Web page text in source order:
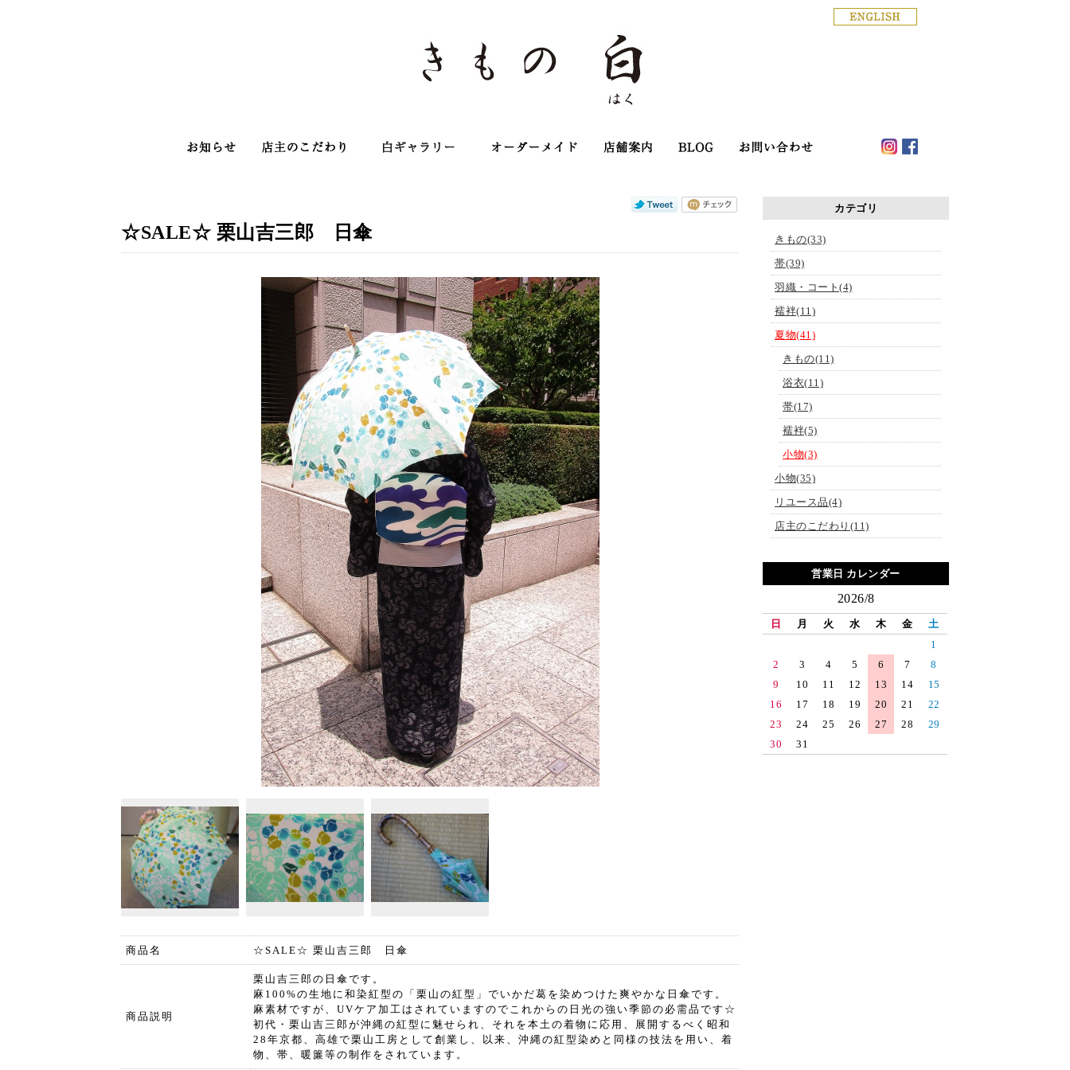
お問い合わせ
☆SALE☆ 栗山吉三郎 日傘
商品名 ☆SALE☆ 栗山吉三郎 日傘
商品説明
栗山吉三郎の日傘です。
麻100%の生地に和染紅型の「栗山の紅型」でいかだ葛を染めつけた爽やかな日傘です。
麻素材ですが、UVケア加工はされていますのでこれからの日光の強い季節の必需品です☆
初代・栗山吉三郎が沖縄の紅型に魅せられ、それを本土の着物に応用、展開するべく昭和
28年京都、高雄で栗山工房として創業し、以来、沖縄の紅型染めと同様の技法を用い、着
物、帯、暖簾等の制作をされています。
カテゴリ
きもの(33)
帯(39)
羽織・コート(4)
襦袢(11)
夏物(41)
きもの(11)
浴衣(11)
帯(17)
襦袢(5)
小物(3)
小物(35)
リユース品(4)
店主のこだわり(11)
営業日 カレンダー
2026/8
日 月 火 水 木 金
土
1
2
3 4 5 6 7
8
9
10 11 12 13 14
15
16
17 18 19 20 21
22
23
24 25 26 27 28
29
30
31